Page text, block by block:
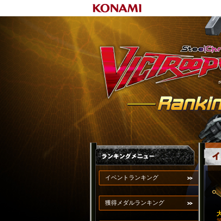
イベントランキング
獲得メダルランキング